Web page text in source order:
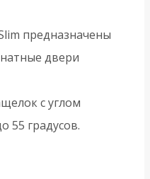
предназначены
двери
с углом
55 градусов.